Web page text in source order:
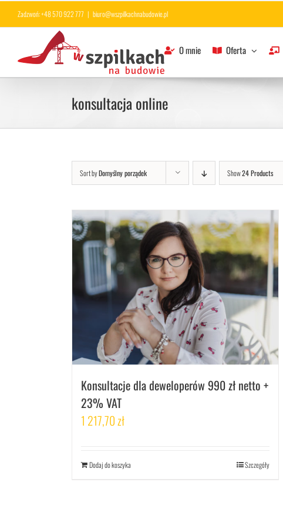
Przejdź
do
Zadzwoń: +48 570 922 777 | biuro@wszpilkachnabudowie.pl
O mnie Oferta
konsultacja online
Sort byDomyślny porządek Show24 Products
Konsultacje dla deweloperów 990 zł netto +
23% VAT
1 217,70zł
Dodaj do koszyka Szczegóły